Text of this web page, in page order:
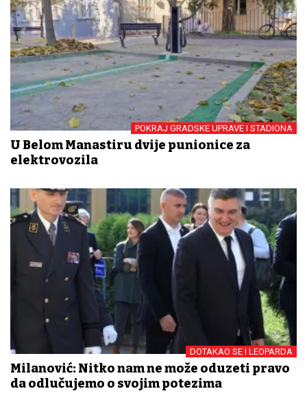
POKRAJ GRADSKE UPRAVE I STADIONA
U Belom Manastiru dvije punionice za
elektrovozila
DOTAKAO SE I LEOPARDA
Milanović: Nitko nam ne može oduzeti pravo
da odlučujemo o svojim potezima